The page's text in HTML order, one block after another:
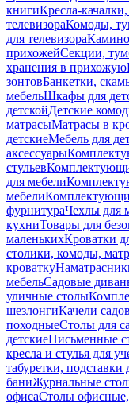
книгиКресла-
телевизораКомоды,
для телевизора
прихожейСекции,
хранения в прихожую
зонтовБанкетки,
мебельШкафы для
детскойДетские
матрасыМатрасы в
детскиеМебель для
аксессуары
стульев
для мебели
мебели
фурнитураЧехлы для
кухниТовары для
маленькихКроватки
столики, комоды,
кроватку
мебельСадовые
уличные столы
шезлонгиКачели
походныеСтолы для
детскиеПисьменные
кресла и стулья для
табуретки, подставки
баниЖурнальные
офисаСтолы